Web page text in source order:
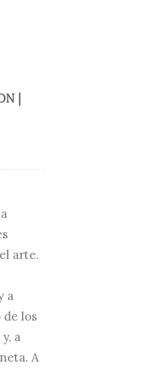
|
arte.
a
los
a
A